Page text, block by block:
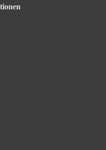
Konservierungsstoffe (Sulfite)